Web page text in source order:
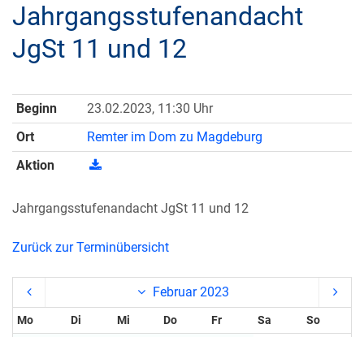
Jahrgangsstufenandacht
JgSt 11 und 12
Beginn
23.02.2023, 11:30 Uhr
Ort
Remter im Dom zu Magdeburg
Aktion
Jahrgangsstufenandacht JgSt 11 und 12
Zurück zur Terminübersicht
Februar 2023
Mo Di Mi Do Fr Sa
So